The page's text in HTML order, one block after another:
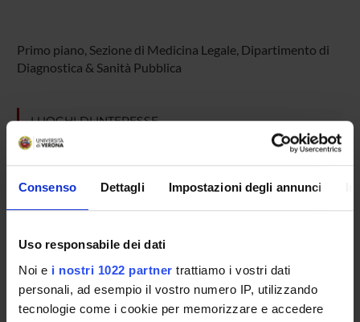
Consenso Dettagli Impostazioni degli annunci
Uso responsabile dei dati
Noi e i nostri 1022 partner trattiamo i vostri dati
personali, ad esempio il vostro numero IP, utilizzando
tecnologie come i cookie per memorizzare e accedere
Primo piano, Sezione di Medicina Legale, Dipartimento di
Diagnostica & Sanità Pubblica
LUOGHI DI INTERESSE